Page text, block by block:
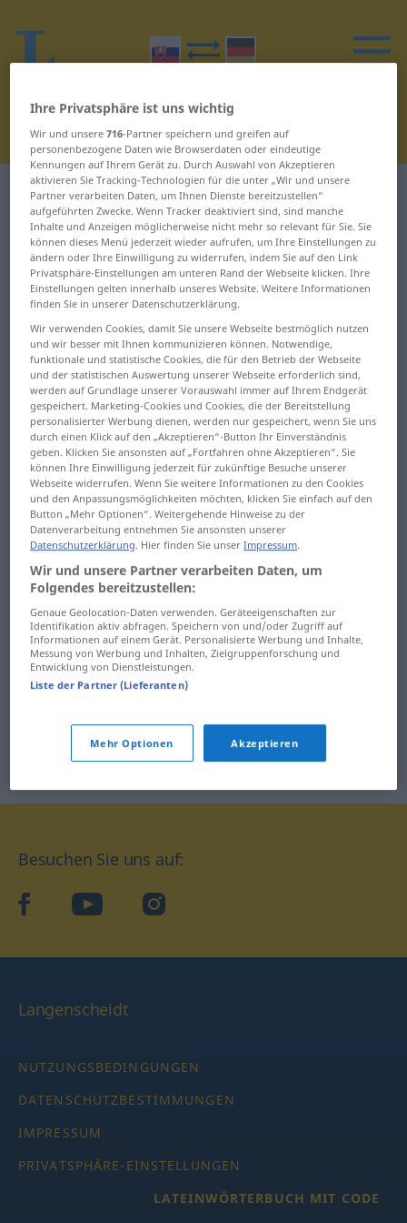
Slowakisch-Deutsch Wörterbuch B 1
Wörter auf Slowakisch, die mit B
beginnen – ba ... balvan
baba
babička
babrať
babušiť
babysitter
babí
bacil
badateľný
bahnistý
bahno
balansovať
balenie
baletka
baliaci
baliť
Balkán
Balkánec
balkánsky
baltický
Besuchen Sie uns auf:
facebookYouTube Instagram
Langenscheidt
NUTZUNGSBEDINGUNGEN
DATENSCHUTZBESTIMMUNGEN
IMPRESSUM
PRIVATSPHÄRE-EINSTELLUNGEN
LATEINWÖRTERBUCH MIT CODE
Ihre Privatsphäre ist uns wichtig
Wir und unsere716-Partner speichern und greifen auf
personenbezogene Daten wie Browserdaten oder eindeutige
Kennungen auf Ihrem Gerät zu. Durch Auswahl von Akzeptieren
aktivieren Sie Tracking-Technologien für die unter „Wir und unsere
Partner verarbeiten Daten, um Ihnen Dienste bereitzustellen“
aufgeführten Zwecke. Wenn Tracker deaktiviert sind, sind manche
Inhalte und Anzeigen möglicherweise nicht mehr so relevant für Sie. Sie
können dieses Menü jederzeit wieder aufrufen, um Ihre Einstellungen zu
ändern oder Ihre Einwilligung zu widerrufen, indem Sie auf den Link
Privatsphäre-Einstellungen am unteren Rand der Webseite klicken. Ihre
Einstellungen gelten innerhalb unseres Website. Weitere Informationen
finden Sie in unserer Datenschutzerklärung.
Wir verwenden Cookies, damit Sie unsere Webseite bestmöglich nutzen
und wir besser mit Ihnen kommunizieren können. Notwendige,
funktionale und statistische Cookies, die für den Betrieb der Webseite
und der statistischen Auswertung unserer Webseite erforderlich sind,
werden auf Grundlage unserer Vorauswahl immer auf Ihrem Endgerät
gespeichert. Marketing-Cookies und Cookies, die der Bereitstellung
personalisierter Werbung dienen, werden nur gespeichert, wenn Sie uns
durch einen Klick auf den „Akzeptieren“-Button Ihr Einverständnis
geben. Klicken Sie ansonsten auf „Fortfahren ohne Akzeptieren“. Sie
können Ihre Einwilligung jederzeit für zukünftige Besuche unserer
Webseite widerrufen. Wenn Sie weitere Informationen zu den Cookies
und den Anpassungsmöglichkeiten möchten, klicken Sie einfach auf den
Button „Mehr Optionen“. Weitergehende Hinweise zu der
Datenverarbeitung entnehmen Sie ansonsten unserer
Datenschutzerklärung. Hier finden Sie unserImpressum.
Wir und unsere Partner verarbeiten Daten, um
Folgendes bereitzustellen:
Genaue Geolocation-Daten verwenden. Geräteeigenschaften zur
Identifikation aktiv abfragen. Speichern von und/oder Zugriff auf
Informationen auf einem Gerät. Personalisierte Werbung und Inhalte,
Messung von Werbung und Inhalten, Zielgruppenforschung und
Entwicklung von Dienstleistungen.
Liste der Partner (Lieferanten)
Mehr Optionen Akzeptieren